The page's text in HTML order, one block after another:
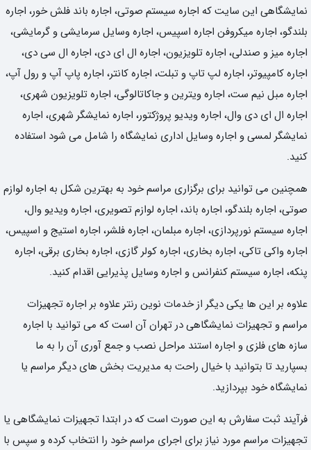
نمایشگاهی این سایت که اجاره سیستم صوتی، اجاره باند فلش خور، اجاره
بلندگو، اجاره میکروفن اجاره اسپیس، اجاره وسایل سرمایشی و گرمایشی،
اجاره میز و صندلی، اجاره تلویزیون، اجاره ال ای دی، اجاره ال سی دی،
اجاره کامپیوتر، اجاره لپ تاپ و تبلت، اجاره کانتر، اجاره پاپ آپ و رول آپ،
اجاره مبل نیم ست، اجاره ویترین و جاکاتالوگی، اجاره تلویزیون شهری،
اجاره ال ای دی وال، اجاره ویدیو پروژکتور، اجاره نمایشگر شهری، اجاره
نمایشگر لمسی و اجاره وسایل اداری نمایشگاه را شامل می شود استفاده
کنید.
همچنین می توانید برای برگزاری مراسم خود به بهترین شکل به اجاره لوازم
صوتی، اجاره بلندگو، اجاره باند، اجاره لوازم تصویری، اجاره ویدیو وال،
اجاره سیستم نورپردازی، اجاره مبلمان، اجاره فلشر، اجاره استیج و اسپیس،
اجاره واکی تاکی، اجاره بخاری، اجاره کولر گازی، اجاره بخاری برقی، اجاره
پنکه، اجاره سیستم کنفرانس و اجاره وسایل پذیرایی اقدام کنید.
علاوه بر این ها یکی دیگر از خدمات نوین رنتر علاوه بر اجاره تجهیزات
مراسم و تجهیزات نمایشگاهی در تهران آن است که می توانید با اجاره
سازه های فلزی و اجاره استند مراحل نصب و جمع آوری آن را به ما
بسپارید تا بتوانید با خیال راحت به مدیریت بخش های دیگر مراسم یا
نمایشگاه خود بپردازید.
فرآیند ثبت سفارش به این صورت است که در ابتدا تجهیزات نمایشگاهی یا
تجهیزات مراسم مورد نیاز برای اجرای مراسم خود را انتخاب کرده و سپس با